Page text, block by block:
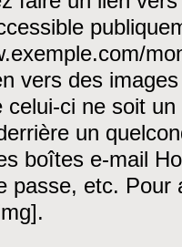
vers des
celui-ci ne soit
un
boîtes e-mail
passe, etc. Pour